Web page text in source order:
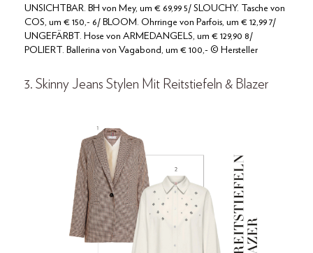
UNSICHTBAR. BH von Mey, um € 69,99 5/ SLOUCHY. Tasche von
COS, um € 150,- 6/ BLOOM. Ohrringe von Parfois, um € 12,99 7/
UNGEFÄRBT. Hose von ARMEDANGELS, um € 129,90 8/
POLIERT. Ballerina von Vagabond, um € 100,- © Hersteller
3. Skinny Jeans Stylen Mit Reitstiefeln & Blazer